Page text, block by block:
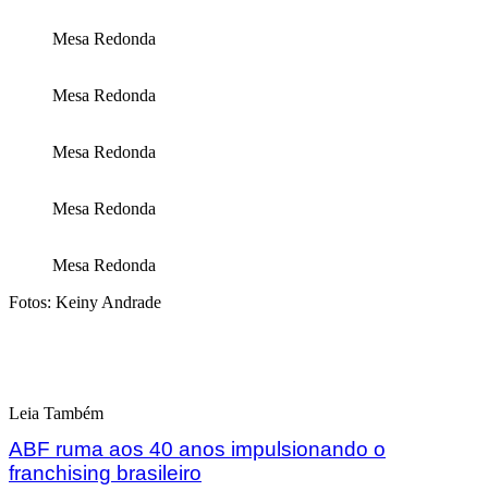
Mesa Redonda
Mesa Redonda
Mesa Redonda
Mesa Redonda
Mesa Redonda
Fotos: Keiny Andrade
Leia Também
ABF ruma aos 40 anos impulsionando o
franchising brasileiro